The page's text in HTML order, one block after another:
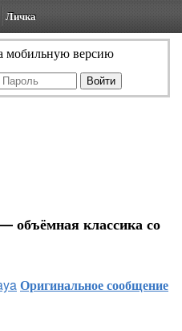
Личка
мобильную версию
объёмная классика со
Оригинальное сообщение